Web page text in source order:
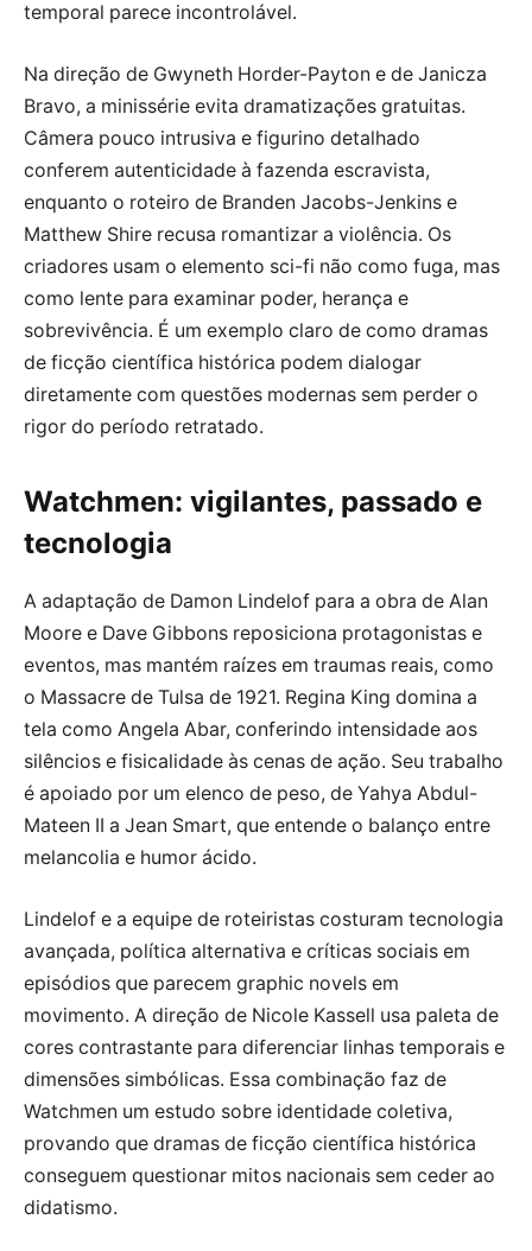
temporal parece incontrolável.
Na direção de Gwyneth Horder-Payton e de Janicza
Bravo, a minissérie evita dramatizações gratuitas.
Câmera pouco intrusiva e figurino detalhado
conferem autenticidade à fazenda escravista,
enquanto o roteiro de Branden Jacobs-Jenkins e
Matthew Shire recusa romantizar a violência. Os
criadores usam o elemento sci-fi não como fuga, mas
como lente para examinar poder, herança e
sobrevivência. É um exemplo claro de como dramas
de ficção científica histórica podem dialogar
diretamente com questões modernas sem perder o
rigor do período retratado.
Watchmen: vigilantes, passado e
tecnologia
A adaptação de Damon Lindelof para a obra de Alan
Moore e Dave Gibbons reposiciona protagonistas e
eventos, mas mantém raízes em traumas reais, como
o Massacre de Tulsa de 1921. Regina King domina a
tela como Angela Abar, conferindo intensidade aos
silêncios e fisicalidade às cenas de ação. Seu trabalho
é apoiado por um elenco de peso, de Yahya Abdul-
Mateen II a Jean Smart, que entende o balanço entre
melancolia e humor ácido.
Lindelof e a equipe de roteiristas costuram tecnologia
avançada, política alternativa e críticas sociais em
episódios que parecem graphic novels em
movimento. A direção de Nicole Kassell usa paleta de
cores contrastante para diferenciar linhas temporais e
dimensões simbólicas. Essa combinação faz de
Watchmen um estudo sobre identidade coletiva,
provando que dramas de ficção científica histórica
conseguem questionar mitos nacionais sem ceder ao
didatismo.